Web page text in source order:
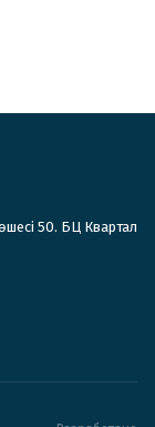
50. БЦ Квартал